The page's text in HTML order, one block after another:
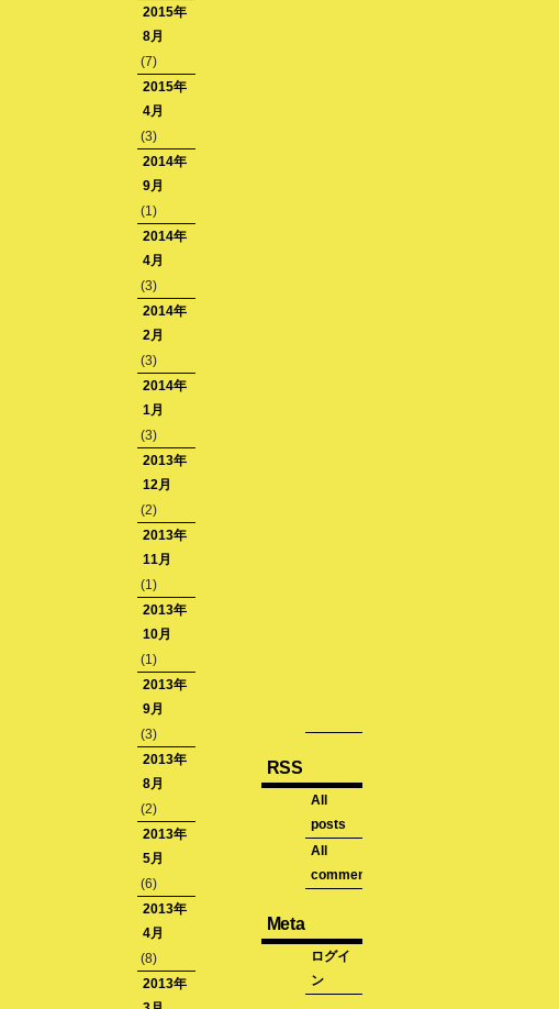
2015年
8月
(7)
2015年
4月
(3)
2014年
9月
(1)
2014年
4月
(3)
2014年
2月
(3)
2014年
1月
(3)
2013年
12月
(2)
2013年
11月
(1)
2013年
10月
(1)
2013年
9月
(3)
2013年
8月
(2)
2013年
5月
(6)
2013年
4月
(8)
2013年
RSS
All
posts
All
comments
Meta
ログイ
ン